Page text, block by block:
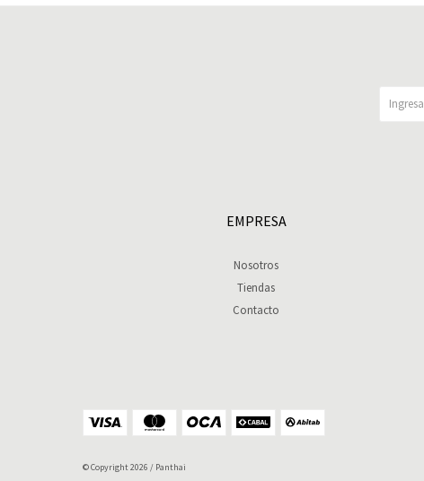
EMPRESA
Nosotros
Tiendas
Contacto
© Copyright 2026 / Panthai